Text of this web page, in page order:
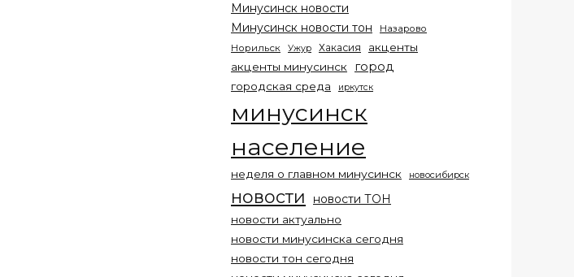
Минусинск новости
Минусинск новости тон
Назарово
Норильск
Ужур Хакасия
акценты
акценты минусинск
город
городская среда иркутск
минусинск
население
неделя о главном минусинск новосибирск
новости новости ТОН
новости актуально
новости минусинска сегодня
новости тон сегодня